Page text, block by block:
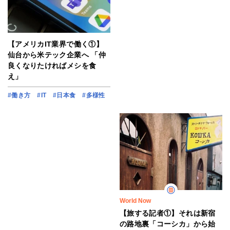
【アメリカIT業界で働く①】
仙台から米テック企業へ 「仲
良くなりたければメシを食
え」
#働き方 #IT #日本食 #多様性
World Now
【旅する記者①】それは新宿
の路地裏「コーシカ」から始